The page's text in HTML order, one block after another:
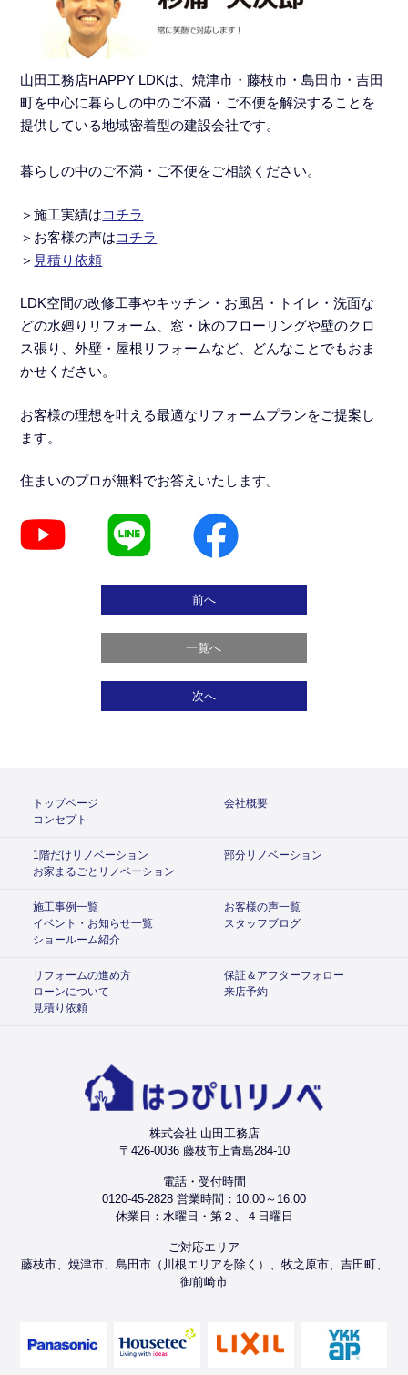
山田工務店HAPPY LDKは、焼津市・藤枝市・島田市・吉田
町を中心に暮らしの中のご不満・ご不便を解決することを
提供している地域密着型の建設会社です。
暮らしの中のご不満・ご不便をご相談ください。
＞施工実績はコチラ
＞ お客様の声はコチラ
＞ 見積り依頼
LDK空間の改修工事やキッチン・お風呂・トイレ・洗面な
どの水廻りリフォーム
、窓・床のフローリングや壁のクロ
ス張り、外壁・屋根リフォームなど、どんなことでもおま
かせください。
お客様の理想を叶える最適なリフォームプランをご提案し
ます。
住まいのプロが無料でお答えいたします。
前へ
一覧へ
次へ
トップページ
会社概要
コンセプト
1階だけリノベーション
部分リノベーション
お家まるごとリノベーション
施工事例一覧
お客様の声一覧
イベント・お知らせ一覧
スタッフブログ
ショールーム紹介
リフォームの進め方
保証＆アフターフォロー
ローンについて
来店予約
見積り依頼
株式会社 山田工務店
〒426-0036 藤枝市上青島284-10
電話・受付時間
0120-45-2828 営業時間：10:00～16:00
休業日：水曜日・第２、４日曜日
ご対応エリア
藤枝市、焼津市、島田市（川根エリアを除く）、牧之原市、吉田町、
御前崎市